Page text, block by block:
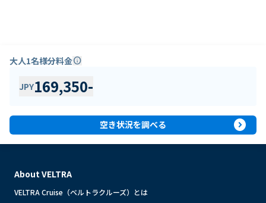
大人1名様分料金info
JPY169,350-
空き状況を調べる expand_circle_right
About VELTRA
VELTRA Cruise（ベルトラクルーズ）とは